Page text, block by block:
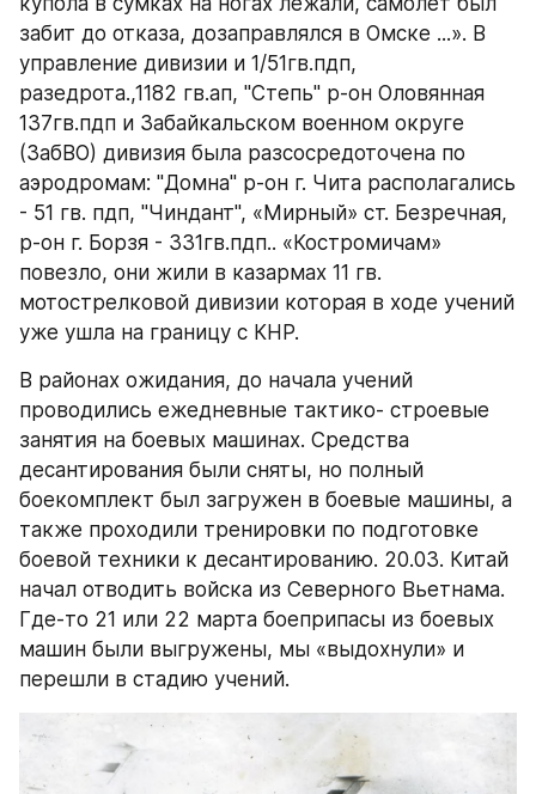
забит до отказа, дозаправлялся в Омске ...». В
управление дивизии и 1/51гв.пдп,
разедрота.,1182 гв.ап, "Степь" р-он Оловянная
137гв.пдп и Забайкальском военном округе
(ЗабВО) дивизия была разсосредоточена по
аэродромам: "Домна" р-он г. Чита располагались
- 51 гв. пдп, "Чиндант", «Мирный» ст. Безречная,
р-он г. Борзя - 331гв.пдп.. «Костромичам»
повезло, они жили в казармах 11 гв.
мотострелковой дивизии которая в ходе учений
уже ушла на границу с КНР.
В районах ожидания, до начала учений
проводились ежедневные тактико- строевые
занятия на боевых машинах. Средства
десантирования были сняты, но полный
боекомплект был загружен в боевые машины, а
также проходили тренировки по подготовке
боевой техники к десантированию. 20.03. Китай
начал отводить войска из Северного Вьетнама.
Где-то 21 или 22 марта боеприпасы из боевых
машин были выгружены, мы «выдохнули» и
перешли в стадию учений.